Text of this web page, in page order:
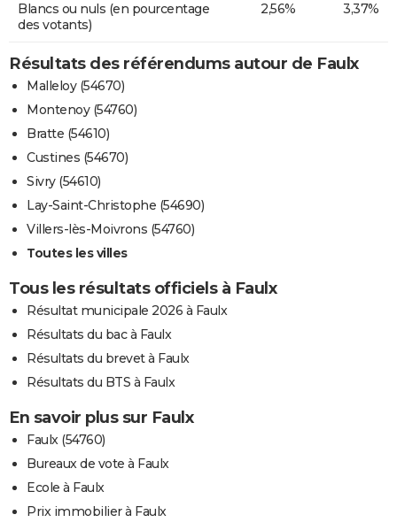
Blancs ou nuls (en pourcentage
des votants)
2,56% 3,37%
Résultats des référendums autour de Faulx
Malleloy (54670)
Montenoy (54760)
Bratte (54610)
Custines (54670)
Sivry (54610)
Lay-Saint-Christophe (54690)
Villers-lès-Moivrons (54760)
Toutes les villes
Tous les résultats officiels à Faulx
Résultat municipale 2026 à Faulx
Résultats du bac à Faulx
Résultats du brevet à Faulx
Résultats du BTS à Faulx
En savoir plus sur Faulx
Faulx (54760)
Bureaux de vote à Faulx
Ecole à Faulx
Prix immobilier à Faulx